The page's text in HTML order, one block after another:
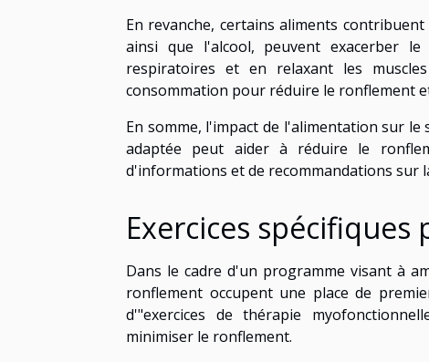
En revanche, certains aliments
ainsi que l'alcool, peuvent exacerber
respiratoires et en relaxant les
consommation pour réduire le ronflement
En somme, l'impact de l'alimentation sur
adaptée peut aider à réduire le
d'informations et de recommandations sur
Exercices
Dans le cadre d'un programme visant à
ronflement occupent une place de
d'"exercices de thérapie
minimiser le ronflement.